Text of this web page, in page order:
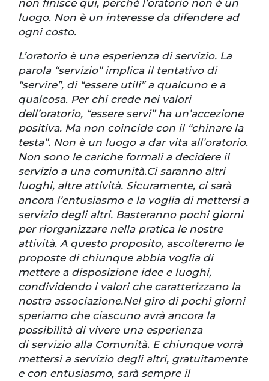
non finisce qui, perché l’oratorio non è un
luogo. Non è un interesse da difendere ad
ogni costo.
L’oratorio è una esperienza di servizio. La
parola “servizio” implica il tentativo di
“servire”, di “essere utili” a qualcuno e a
qualcosa. Per chi crede nei valori
dell’oratorio, “essere servi” ha un’accezione
positiva. Ma non coincide con il “chinare la
testa”. Non è un luogo a dar vita all’oratorio.
Non sono le cariche formali a decidere il
servizio a una comunità.Ci saranno altri
luoghi, altre attività. Sicuramente, ci sarà
ancora l’entusiasmo e la voglia di mettersi a
servizio degli altri. Basteranno pochi giorni
per riorganizzare nella pratica le nostre
attività. A questo proposito, ascolteremo le
proposte di chiunque abbia voglia di
mettere a disposizione idee e luoghi,
condividendo i valori che caratterizzano la
nostra associazione.Nel giro di pochi giorni
speriamo che ciascuno avrà ancora la
possibilità di vivere una esperienza
di servizio alla Comunità. E chiunque vorrà
mettersi a servizio degli altri, gratuitamente
e con entusiasmo, sarà sempre il